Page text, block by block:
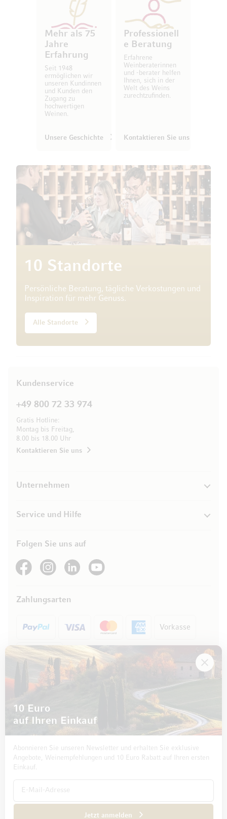
Mehr als 75
Jahre
Erfahrung
Seit 1948
ermöglichen wir
unseren Kundinnen
und Kunden den
Zugang zu
hochwertigen
Weinen.
Unsere Geschichte
Professionell
e Beratung
Erfahrene
Weinberaterinnen
und -berater helfen
Ihnen, sich in der
Welt des Weins
zurechtzufinden.
Kontaktieren Sie uns
10 Standorte
Persönliche Beratung, tägliche Verkostungen und
Inspiration für mehr Genuss.
Alle Standorte
Kundenservice
+49 800 72 33 974
Gratis Hotline:
Montag bis Freitag,
8.00 bis 18.00 Uhr
Kontaktieren Sie uns
Unternehmen
Service und Hilfe
Folgen Sie uns auf
See our FacebookSee our Instagram account
See our LinkedInSee our YouTube channel
Zahlungsarten
Vorkasse
Rechnung
Datenschutz und Disclaimer
10 Euro
auf Ihren Einkauf
Abonnieren Sie unseren Newsletter und erhalten Sie exklusive
Angebote, Weinempfehlungen und 10 Euro Rabatt auf Ihren ersten
Einkauf.
Jetzt anmelden